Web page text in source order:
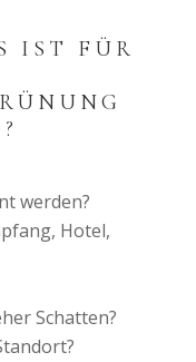
IST FÜR
werden?
Hotel,
Schatten?